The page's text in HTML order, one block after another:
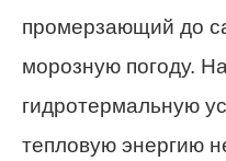
промерзающий до
морозную погоду.
гидротермальную
тепловую энергию